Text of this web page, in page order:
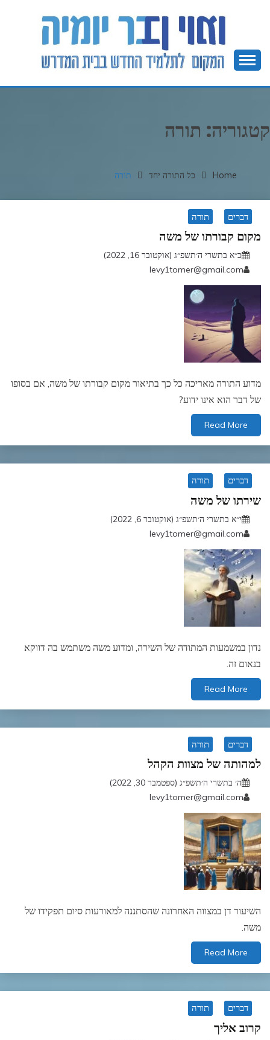
בר יומיה
קטגוריה: תורה
Home כל התורה יחד תורה
דברים תורה
מקום קבורתו של משה
כ״א בתשרי ה׳תשפ״ג (אוקטובר 16, 2022)
levy1tomer@gmail.com
מדוע התורה מאריכה כל כך בתיאור מקום קבורתו של משה, אם בסופו
של דבר הוא אינו ידוע?
Read More
דברים תורה
שירתו של משה
י״א בתשרי ה׳תשפ״ג (אוקטובר 6, 2022)
levy1tomer@gmail.com
נדון במשמעות המתודה של השירה, ומדוע משה משתמש בה דווקא
בנאום זה.
Read More
דברים תורה
למהותה של מצוות הקהל
ה׳ בתשרי ה׳תשפ״ג (ספטמבר 30, 2022)
levy1tomer@gmail.com
השיעור דן במצווה האחרונה שהסתננה למאורעות סיום תפקידו של
משה.
Read More
דברים תורה
קרוב אליך